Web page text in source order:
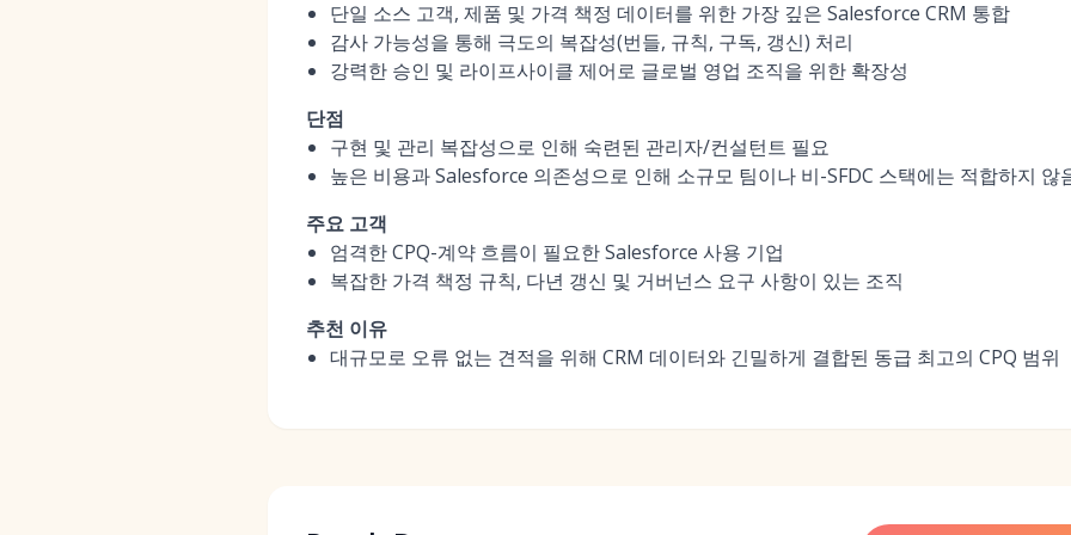
단일 소스 고객, 제품 및 가격 책정 데이터를 위한 가장 깊은 Salesforce CRM 통합
감사 가능성을 통해 극도의 복잡성(번들, 규칙, 구독, 갱신) 처리
강력한 승인 및 라이프사이클 제어로 글로벌 영업 조직을 위한 확장성
단점
구현 및 관리 복잡성으로 인해 숙련된 관리자/컨설턴트 필요
높은 비용과 Salesforce 의존성으로 인해 소규모 팀이나 비-SFDC 스택에는 적합하지 않
주요 고객
엄격한 CPQ-계약 흐름이 필요한 Salesforce 사용 기업
복잡한 가격 책정 규칙, 다년 갱신 및 거버넌스 요구 사항이 있는 조직
추천 이유
대규모로 오류 없는 견적을 위해 CRM 데이터와 긴밀하게 결합된 동급 최고의 CPQ 범위